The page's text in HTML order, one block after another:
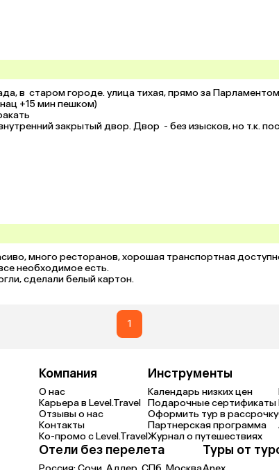
в  старом городе. улица тихая, прямо за
+15 мин пешком)
закрытый двор. Двор  - без изысков, но т.к.
персонала. Кондиционер есть и в холле апарта и в
по просьбе заказали такси
много ресторанов, хорошая транспортная
необходимое есть.
сделали белый картон.
1
Компания
О нас
Карьера в Level.Travel
Отзывы о нас
Контакты
Ко-промо с Level.Travel
Инструменты
Календарь низких цен
Подарочные сертификаты
Оформить тур в рассрочку
Партнерская программа
Журнал о путешествиях
Отели без перелета Туры от